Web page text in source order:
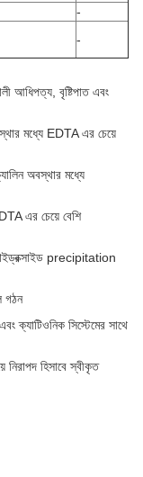
-
-
আধিপত্য, বৃষ্টিপাত এবং
মধ্যে EDTA এর চেয়ে
অবস্থার মধ্যে
এর চেয়ে বেশি
precipitation
গঠন
ক্যাটিওনিক সিস্টেমের সাথে
নিরাপদ হিসাবে স্বীকৃত